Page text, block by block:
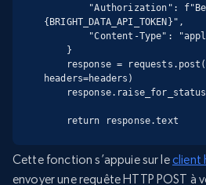
{BRIGHT_DATA_API_TOKEN}",
headers=headers)
    return response.text
Cette fonction s’appuie sur leclient
envoyer une requête HTTP POST à